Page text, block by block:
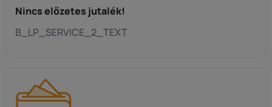
Nincs előzetes jutalék!
B_LP_SERVICE_2_TEXT